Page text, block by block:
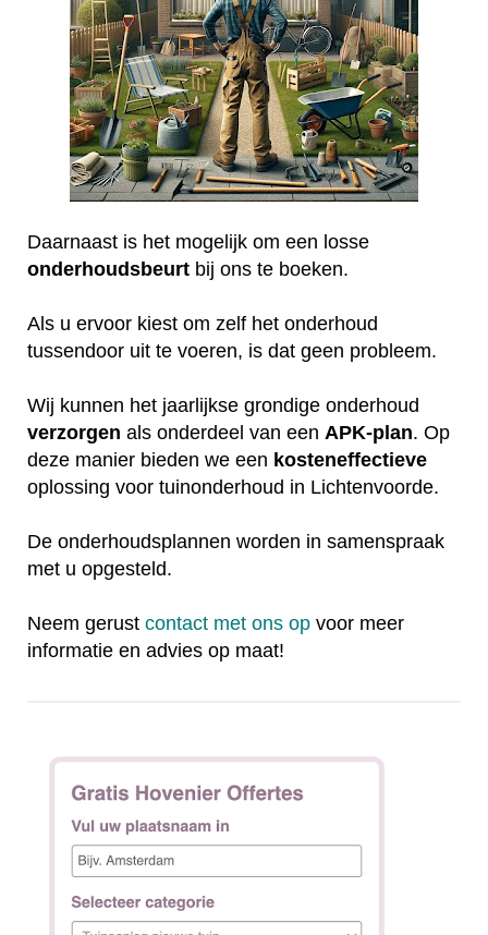
Daarnaast is het mogelijk om een losse
onderhoudsbeurt bij ons te boeken.
Als u ervoor kiest om zelf het onderhoud
tussendoor uit te voeren, is dat geen probleem.
Wij kunnen het jaarlijkse grondige onderhoud
verzorgen als onderdeel van een APK-plan. Op
deze manier bieden we een kosteneffectieve
oplossing voor tuinonderhoud in Lichtenvoorde.
De onderhoudsplannen worden in samenspraak
met u opgesteld.
Neem gerust contact met ons op voor meer
informatie en advies op maat!